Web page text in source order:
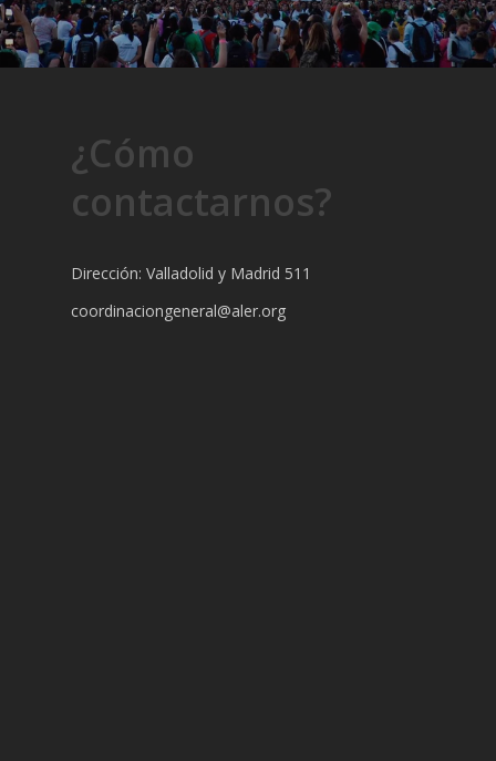
¿Cómo
contactarnos?
Dirección: Valladolid y Madrid 511
coordinaciongeneral@aler.org